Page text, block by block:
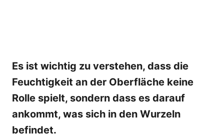
Es ist wichtig zu verstehen, dass die
Feuchtigkeit an der Oberfläche keine
Rolle spielt, sondern dass es darauf
ankommt, was sich in den Wurzeln
befindet.